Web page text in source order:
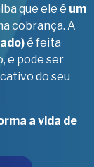
que ele é um
cobrança. A
é feita
e pode ser
do seu
a vida de